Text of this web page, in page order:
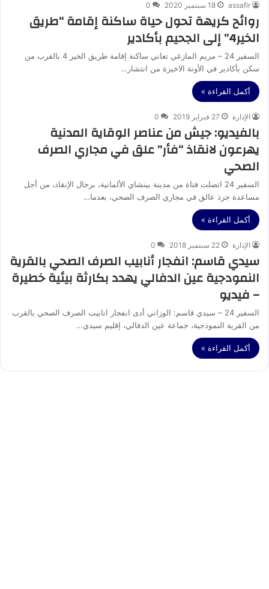
assafir 18 سبتمبر 2020 0
روائح كريهة تحول حياة ساكنة إقامة “طريق
الخير4” إلى الجحيم بأكادير
السفير 24 – مريم المازغي تعاني ساكنة إقامة طريق الخير 4 بالقرب من
سكن بأكادير في الأونة الاخيرة من انتشار…
أكمل القراءة »
الإدارة 27 فبراير 2019 0
بالفيديو: جيش من عناصر الوقاية المدنية
يهرعون لانقاذ “فأر” علق في مجاري الصرف
الصحي
السفير 24 اتصلت فتاة من مدينة بينشاي الألمانية، برجال الإنقاذ، من أجل
مساعدة جرذ عالق في مجاري الصرف الصحي، بعدما…
أكمل القراءة »
الإدارة 22 سبتمبر 2018 0
سيدي قاسم: انفجار أنابيب الصرف الصحي بالقرية
النمودجية عين الدفالي يهدد بكارثة بيئية خطيرة
– فيديو
السفير 24 – سيدي قاسم: الوزاني أدى انفجار انابيب الصرف الصحي بالقرب
من القرية النموذجية، جماعة عين الدفالي، إقليم سيدي…
أكمل القراءة »